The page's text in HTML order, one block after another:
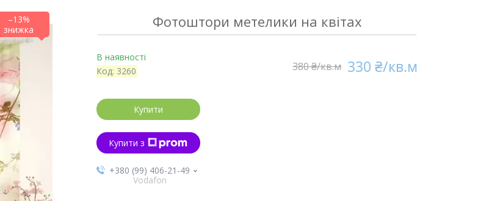
–13% Фотоштори метелики на квітах
В наявності
Код: 3260 380 ₴/кв.м 330 ₴/кв.м
Купити
Купити з
+380 (99) 406-21-49
Vodafon